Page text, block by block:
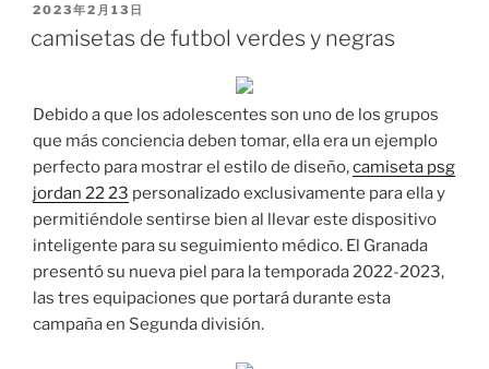
PUBLICADO
2023年2月13日
camisetas de futbol verdes y negras
Debido a que los adolescentes son uno de los grupos
que más conciencia deben tomar, ella era un ejemplo
perfecto para mostrar el estilo de diseño,camiseta psg
jordan 22 23 personalizado exclusivamente para ella y
permitiéndole sentirse bien al llevar este dispositivo
inteligente para su seguimiento médico. El Granada
presentó su nueva piel para la temporada 2022-2023,
las tres equipaciones que portará durante esta
campaña en Segunda división.